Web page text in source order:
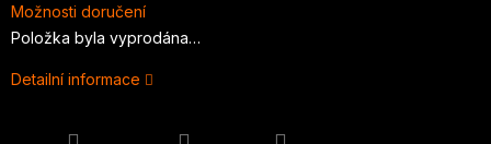
Možnosti doručení
Položka byla vyprodána…
Detailní informace